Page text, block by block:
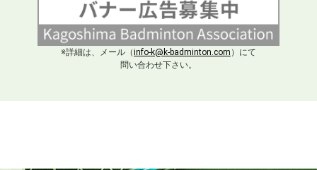
※詳細は、メール（info-k@k-badminton.com ）にて
問い合わせ下さい。